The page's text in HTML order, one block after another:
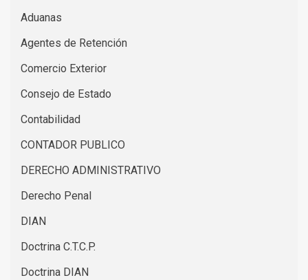
Aduanas
Agentes de Retención
Comercio Exterior
Consejo de Estado
Contabilidad
CONTADOR PUBLICO
DERECHO ADMINISTRATIVO
Derecho Penal
DIAN
Doctrina C.T.C.P.
Doctrina DIAN